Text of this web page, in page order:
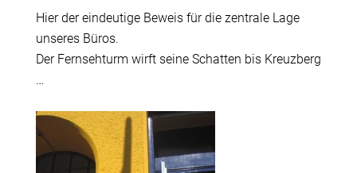
Hier der eindeutige Beweis für die zentrale Lage
unseres Büros.
Der Fernsehturm wirft seine Schatten bis Kreuzberg
…